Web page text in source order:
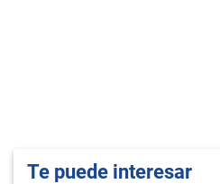
Te puede interesar